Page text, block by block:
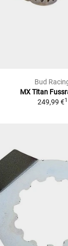
Bud
MX Titan
249,99 €1